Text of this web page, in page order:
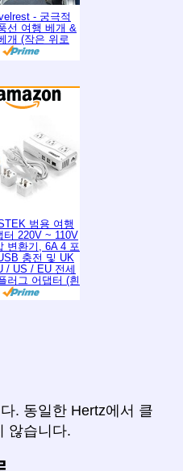
- 궁극적
선 여행 베개 &
개 (작은 위로
범용 여행
터 220V ~ 110V
변환기, 6A 4 포
충전 및 UK
/ US / EU 전세
러그 어댑터 (흰
. 동일한 Hertz에서 클
않습니다.